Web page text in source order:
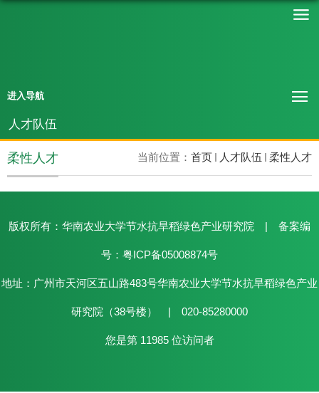
进入导航
人才队伍
当前位置： 首页 人才队伍 柔性人才
柔性人才
版权所有：华南农业大学节水抗旱稻绿色产业研究院 | 备案编
号：粤ICP备05008874号
地址：广州市天河区五山路483号华南农业大学节水抗旱稻绿色产业
研究院（38号楼） | 020-85280000
您是第 11985 位访问者